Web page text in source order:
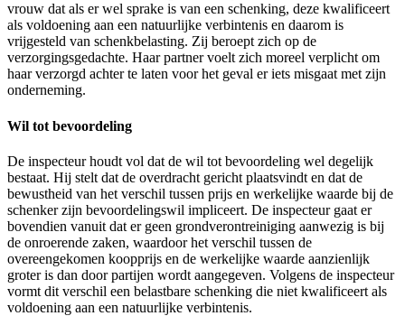
vrouw dat als er wel sprake is van een schenking, deze kwalificeert
als voldoening aan een natuurlijke verbintenis en daarom is
vrijgesteld van schenkbelasting. Zij beroept zich op de
verzorgingsgedachte. Haar partner voelt zich moreel verplicht om
haar verzorgd achter te laten voor het geval er iets misgaat met zijn
onderneming.
Wil tot bevoordeling
De inspecteur houdt vol dat de wil tot bevoordeling wel degelijk
bestaat. Hij stelt dat de overdracht gericht plaatsvindt en dat de
bewustheid van het verschil tussen prijs en werkelijke waarde bij de
schenker zijn bevoordelingswil impliceert. De inspecteur gaat er
bovendien vanuit dat er geen grondverontreiniging aanwezig is bij
de onroerende zaken, waardoor het verschil tussen de
overeengekomen koopprijs en de werkelijke waarde aanzienlijk
groter is dan door partijen wordt aangegeven. Volgens de inspecteur
vormt dit verschil een belastbare schenking die niet kwalificeert als
voldoening aan een natuurlijke verbintenis.